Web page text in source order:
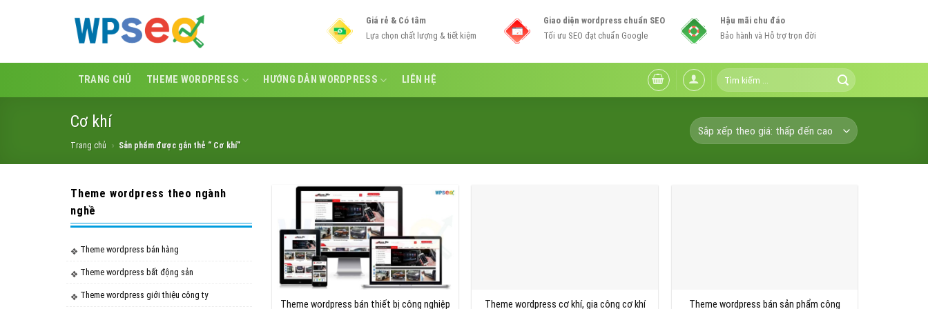
Giá rẻ & Có tâm
Lựa chọn chất lượng & tiết kiệm
Giao diện wordpress chuẩn SEO
Tối ưu SEO đạt chuẩn Google
Hậu mãi chu đáo
Bảo hành và Hỗ trợ trọn đời
TRANG CHỦ THEME WORDPRESS HƯỚNG DẪN WORDPRESS LIÊN HỆ
Tìm
kiếm:
Cơ khí
Trang chủ » Sản phẩm được gắn thẻ “ Cơ khí”
Theme wordpress theo ngành
nghề
Theme wordpress bán hàng
Theme wordpress bất động sản
Theme wordpress giới thiệu công ty
Theme wordpress bán thiết bị công nghiệp
Theme wordpress cơ khí, gia công cơ khí
Theme wordpress bán sản phẩm công